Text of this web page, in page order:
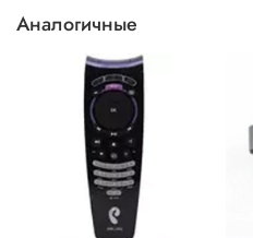
Преимущества и польза для
Цифровая смарт ТВ
медиаплеер на Android,
просмотром интернет-ТВ,
воспроизведением
Аналогичные